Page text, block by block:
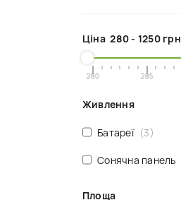
Ціна280- 1250грн
280 285
Живлення
Батареї 3
Сонячна панель
Площа